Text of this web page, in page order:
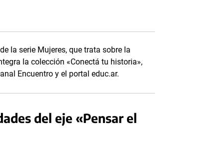
la serie Mujeres, que trata sobre la
la colección «Conectá tu historia»,
Encuentro y el portal educ.ar.
del eje «Pensar el